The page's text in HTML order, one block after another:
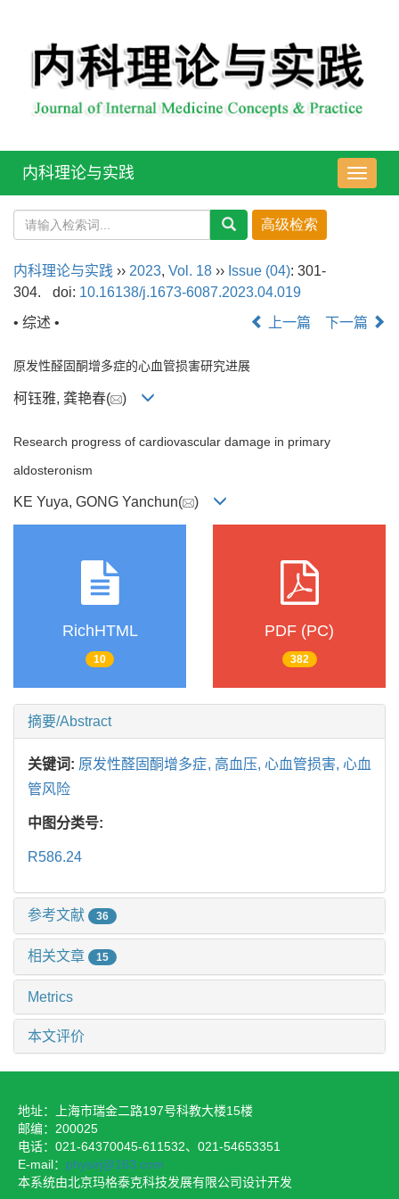
导
航
内科理论与实践
内科理论与实践 ›› 2023, Vol. 18 ›› Issue (04): 301-
304.
doi: 10.16138/j.1673-6087.2023.04.019
• 综述 •
上一篇 下一篇
原发性醛固酮增多症的心血管损害研究进展
柯钰雅, 龚艳春( )
Research progress of cardiovascular damage in primary
aldosteronism
KE Yuya, GONG Yanchun( )
RichHTML
10
PDF (PC)
382
摘要/Abstract
关键词: 原发性醛固酮增多症, 高血压, 心血管损害, 心血
管风险
中图分类号:
R586.24
参考文献 36
相关文章 15
Metrics
本文评价
地址：上海市瑞金二路197号科教大楼15楼
邮编：200025
电话：021-64370045-611532、021-54653351
E-mail： physirj@163.com
本系统由北京玛格泰克科技发展有限公司设计开发